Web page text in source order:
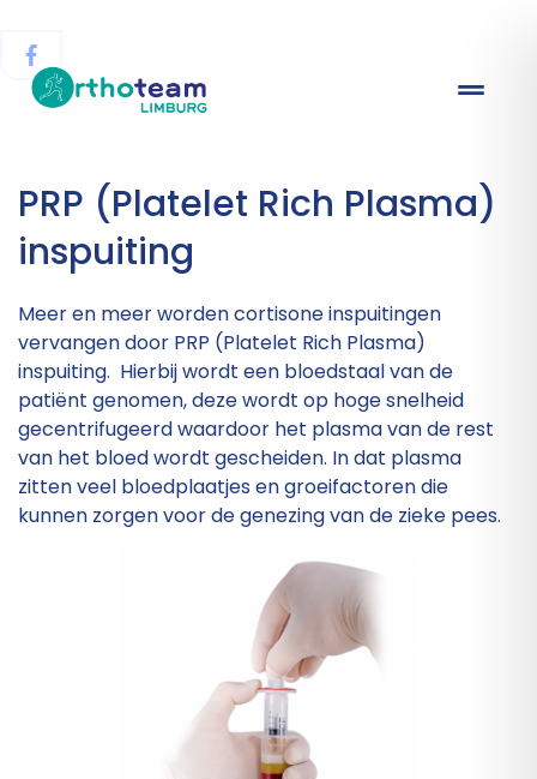
PRP (Platelet Rich Plasma)
inspuiting
Meer en meer worden cortisone inspuitingen
vervangen door PRP (Platelet Rich Plasma)
inspuiting. Hierbij wordt een bloedstaal van de
patiënt genomen, deze wordt op hoge snelheid
gecentrifugeerd waardoor het plasma van de rest
van het bloed wordt gescheiden. In dat plasma
zitten veel bloedplaatjes en groeifactoren die
kunnen zorgen voor de genezing van de zieke pees.